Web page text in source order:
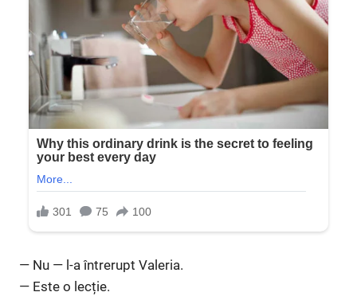
— Nu — l-a întrerupt Valeria.
— Este o lecție.